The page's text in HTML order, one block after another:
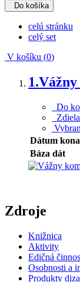
Do košíka
celú stránku
celý set
V košíku (0)
1.
Do
Dátum
Báza dát
Zdroje
Knižnica
Aktivity
Edičná
Osobnosti a
Produkty